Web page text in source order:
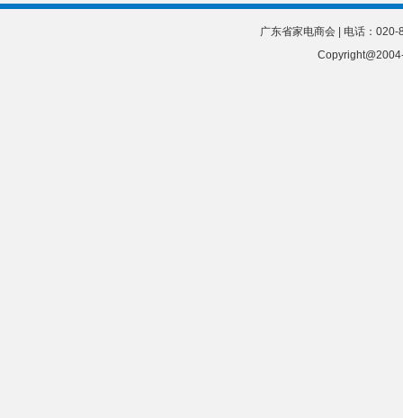
广东省家电商会 | 电话：